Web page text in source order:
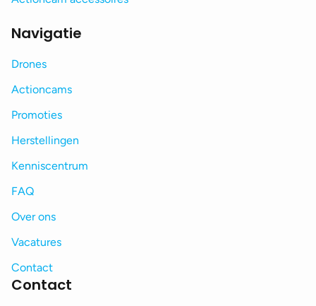
Navigatie
Drones
Actioncams
Promoties
Herstellingen
Kenniscentrum
FAQ
Over ons
Vacatures
Contact
Contact